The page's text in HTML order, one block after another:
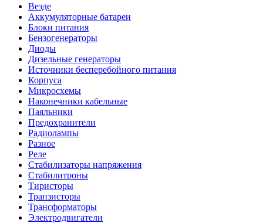
Везде
Аккумуляторные батареи
Блоки питания
Бензогенераторы
Диоды
Дизельные генераторы
Источники бесперебойного питания
Корпуса
Микросхемы
Наконечники кабельные
Паяльники
Предохранители
Радиолампы
Разное
Реле
Стабилизаторы напряжения
Стабилитроны
Тиристоры
Транзисторы
Трансформаторы
Электродвигатели